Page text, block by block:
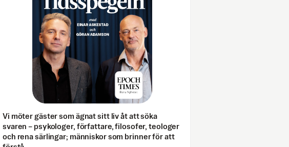
Vi möter gäster som ägnat sitt liv åt att söka
svaren – psykologer, författare, filosofer, teologer
och rena särlingar; människor som brinner för att